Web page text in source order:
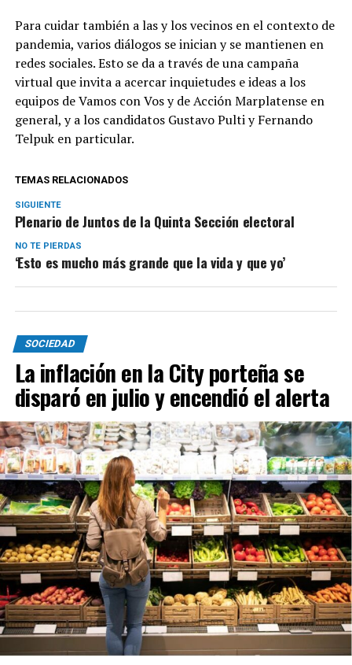
Para cuidar también a las y los vecinos en el contexto de
pandemia, varios diálogos se inician y se mantienen en
redes sociales. Esto se da a través de una campaña
virtual que invita a acercar inquietudes e ideas a los
equipos de Vamos con Vos y de Acción Marplatense en
general, y a los candidatos Gustavo Pulti y Fernando
Telpuk en particular.
TEMAS RELACIONADOS
SIGUIENTE
Plenario de Juntos de la Quinta Sección electoral
NO TE PIERDAS
‘Esto es mucho más grande que la vida y que yo’
SOCIEDAD
La inflación en la City porteña se
disparó en julio y encendió el alerta